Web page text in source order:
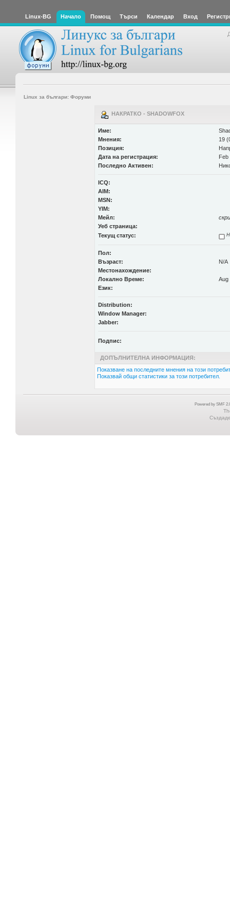
Linux-BG Начало Помощ Търси Календар Вход
Linux за българи: Форуми
НАКРАТКО - SHADOWFOX
Име:
Мнения:
19
Позиция:
Дата на регистрация:
Feb
Последно Активен:
ICQ:
AIM:
MSN:
YIM:
Мейл:
Уеб страница:
Текущ статус:
Пол:
Възраст:
N/A
Местонахождение:
Локално Време:
Aug
Език:
Distribution:
Window Manager:
Jabber:
Подпис:
ДОПЪЛНИТЕЛНА ИНФОРМАЦИЯ:
Показване на последните мнения на този
Показвай общи статистики за този потребител.
Powered by SMF